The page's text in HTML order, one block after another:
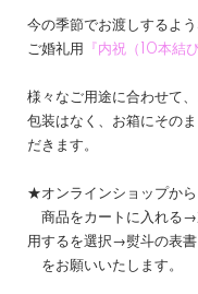
今の季節でお渡しするよう
ご婚礼用
『内祝（10本結
様々なご用途に合わせて
包装はなく、お箱にその
だきます。
★オンラインショップから
商品をカートに入れる→
用するを選択→熨斗の表
をお願いいたします。